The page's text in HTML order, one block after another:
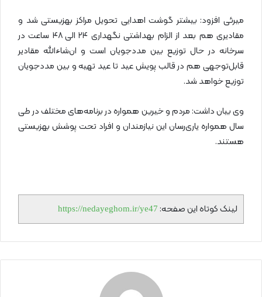
میرئی افزود: بیشتر گوشت اهدایی تحویل مراکز بهزیستی شد و
مقادیری هم بعد از الزام بهداشتی نگهداری ۲۴ الی ۴۸ ساعت در
سرخانه در حال توزیع بین مددجویان است و ان‌شاءالله مقادیر
قابل‌توجهی هم در قالب پویش عید تا عید تهیه و بین مددجویان
توزیع خواهد شد.
وی بیان داشت: مردم و خیرین همواره در برنامه‌های مختلف در طی
سال همواره یاری‌رسان این نیازمندان و افراد تحت پوشش بهزیستی
هستند.
لینک کوتاه این صفحه: https://nedayeghom.ir/ye47